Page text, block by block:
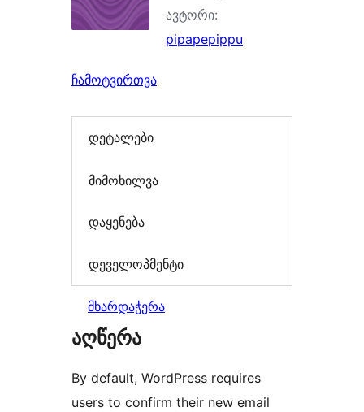
ავტორი:
pipapepippu
ჩამოტვირთვა
დეტალები
მიმოხილვა
დაყენება
დეველოპმენტი
მხარდაჭერა
აღწერა
By default, WordPress requires
users to confirm their new email